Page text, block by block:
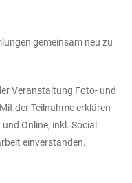
gemeinsam neu zu
Veranstaltung Foto- und
der Teilnahme erklären
Online, inkl. Social
einverstanden.